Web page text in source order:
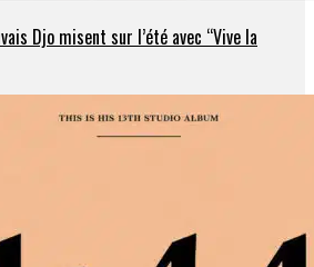
Djo misent sur l’été avec “Vive la